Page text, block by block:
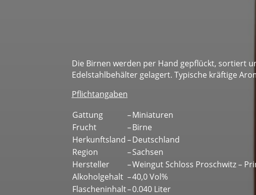
Die Birnen werden per Hand gepflückt, sortiert
Edelstahlbehälter gelagert. Typische kräftige
Pflichtangaben
Gattung
–Miniaturen
Frucht
–Birne
Herkunftsland–Deutschland
Region
–Sachsen
Hersteller
–Weingut Schloss Proschwitz –
Alkoholgehalt –40,0 Vol%
Flascheninhalt–0.040 Liter